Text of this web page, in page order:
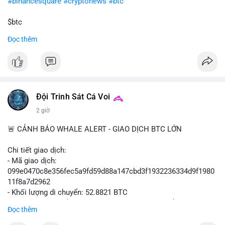
$btc
#vlikevn
📰 Nguồn: Cointelegraph
Đọc thêm
Đội Trinh Sát Cá Voi
2 giờ
🚨 CẢNH BÁO WHALE ALERT - GIAO DỊCH BTC LỚN
Chi tiết giao dịch:
- Mã giao dịch:
099e0470c8e356fec5a9fd59d88a147cbd3f1932236334d9f1980
11f8a7d2962
- Khối lượng di chuyển: 52.8821 BTC
USD)
Đọc thêm